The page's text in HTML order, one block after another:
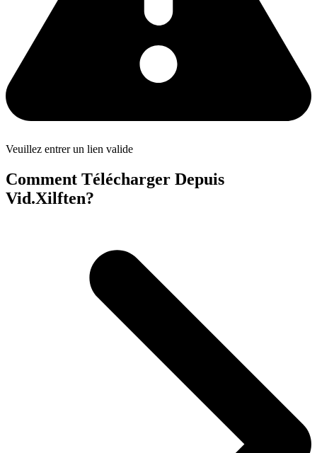
Veuillez entrer un lien valide
Comment Télécharger Depuis
Vid.Xilften?